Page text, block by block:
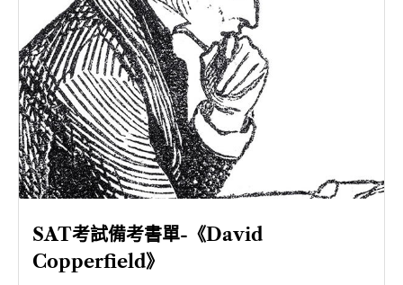
SAT考試備考書單-《David
Copperfield》